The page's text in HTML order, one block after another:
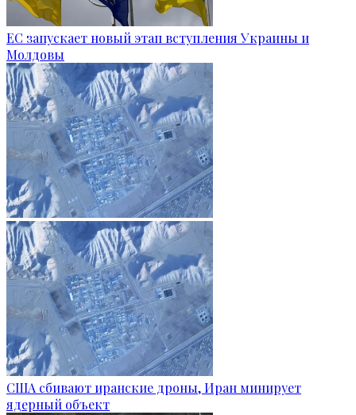
ЕС запускает новый этап вступления Украины и
Молдовы
США сбивают иранские дроны, Иран минирует
ядерный объект